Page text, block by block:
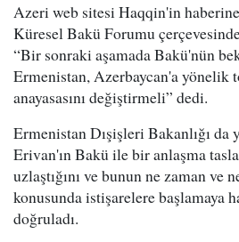
Azeri web sitesi Haqqin'in
Küresel Bakü Forumu
“Bir sonraki aşamada Bakü'nün
Ermenistan, Azerbaycan'a yönelik
anayasasını değiştirmeli” dedi.
Ermenistan Dışişleri Bakanlığı da
Erivan'ın Bakü ile bir anlaşma
uzlaştığını ve bunun ne zaman ve
konusunda istişarelere başlamaya
doğruladı.